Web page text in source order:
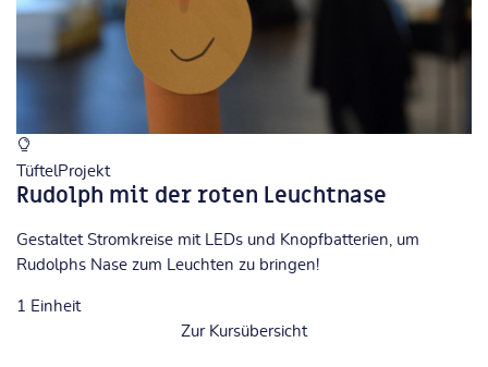
TüftelProjekt
Rudolph mit der roten Leuchtnase
Gestaltet Stromkreise mit LEDs und Knopfbatterien, um
Rudolphs Nase zum Leuchten zu bringen!
1 Einheit
Zur Kursübersicht